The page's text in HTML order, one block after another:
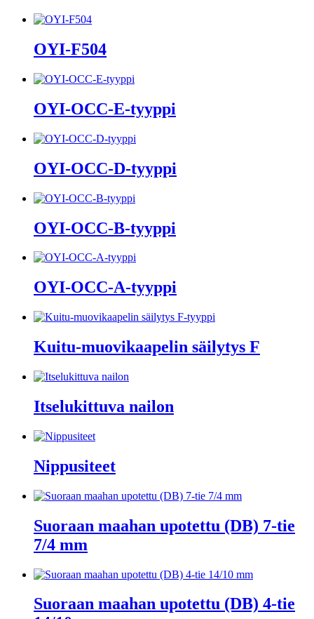
OYI-F504
OYI-OCC-E-tyyppi
OYI-OCC-D-tyyppi
OYI-OCC-B-tyyppi
OYI-OCC-A-tyyppi
Kuitu-muovikaapelin säilytys F
Itselukittuva nailon
Nippusiteet
Suoraan maahan upotettu (DB) 7-tie
7/4 mm
Suoraan maahan upotettu (DB) 4-tie